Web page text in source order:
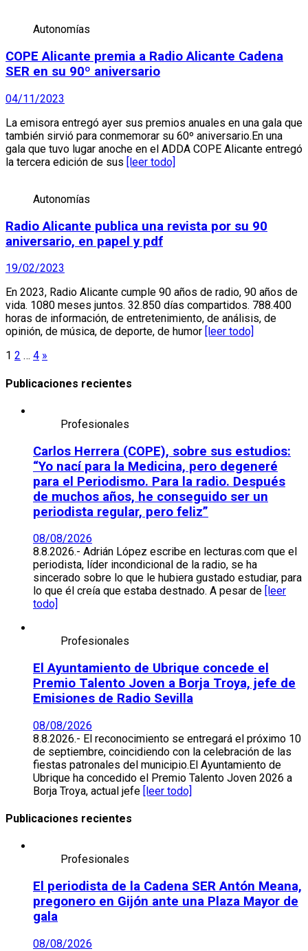
Autonomías
COPE Alicante premia a Radio Alicante Cadena
SER en su 90º aniversario
04/11/2023
La emisora entregó ayer sus premios anuales en una gala que
también sirvió para conmemorar su 60º aniversario.En una
gala que tuvo lugar anoche en el ADDA COPE Alicante entregó
la tercera edición de sus [leer todo]
Autonomías
Radio Alicante publica una revista por su 90
aniversario, en papel y pdf
19/02/2023
En 2023, Radio Alicante cumple 90 años de radio, 90 años de
vida. 1080 meses juntos. 32.850 días compartidos. 788.400
horas de información, de entretenimiento, de análisis, de
opinión, de música, de deporte, de humor
[leer todo]
Paginación
de
1 2 … 4 »
Publicaciones recientes
Profesionales
Carlos Herrera (COPE), sobre sus estudios:
“Yo nací para la Medicina, pero degeneré
para el Periodismo. Para la radio. Después
de muchos años, he conseguido ser un
periodista regular, pero feliz”
08/08/2026
8.8.2026.- Adrián López escribe en lecturas.com que el
periodista, líder incondicional de la radio, se ha
sincerado sobre lo que le hubiera gustado estudiar, para
lo que él creía que estaba destnado. A pesar de
[leer
todo]
Profesionales
El Ayuntamiento de Ubrique concede el
Premio Talento Joven a Borja Troya, jefe de
Emisiones de Radio Sevilla
08/08/2026
8.8.2026.- El reconocimiento se entregará el próximo 10
de septiembre, coincidiendo con la celebración de las
fiestas patronales del municipio.El Ayuntamiento de
Ubrique ha concedido el Premio Talento Joven 2026 a
Borja Troya, actual jefe [leer todo]
Publicaciones recientes
Profesionales
El periodista de la Cadena SER Antón Meana,
pregonero en Gijón ante una Plaza Mayor de
gala
08/08/2026